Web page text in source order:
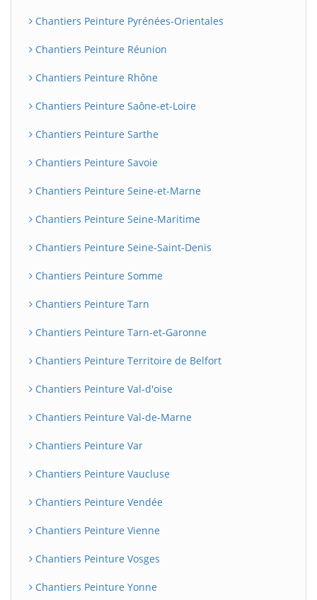
Chantiers Peinture Pyrénées-Orientales
Chantiers Peinture Réunion
Chantiers Peinture Rhône
Chantiers Peinture Saône-et-Loire
Chantiers Peinture Sarthe
Chantiers Peinture Savoie
Chantiers Peinture Seine-et-Marne
Chantiers Peinture Seine-Maritime
Chantiers Peinture Seine-Saint-Denis
Chantiers Peinture Somme
Chantiers Peinture Tarn
Chantiers Peinture Tarn-et-Garonne
Chantiers Peinture Territoire de Belfort
Chantiers Peinture Val-d'oise
Chantiers Peinture Val-de-Marne
Chantiers Peinture Var
Chantiers Peinture Vaucluse
Chantiers Peinture Vendée
Chantiers Peinture Vienne
Chantiers Peinture Vosges
Chantiers Peinture Yonne